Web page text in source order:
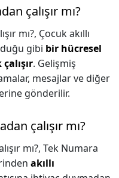
çalışır mı?
mı?, Çocuk akıllı
gibi bir hücresel
. Gelişmiş
mesajlar ve diğer
gönderilir.
çalışır mı?
mı?, Tek Numara
akıllı